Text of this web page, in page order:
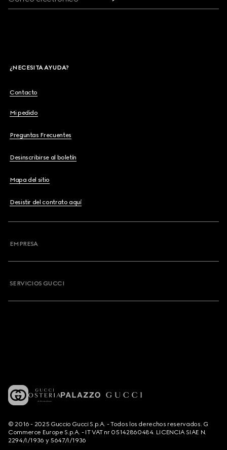
¿NECESITA AYUDA?
Contacto
Mi pedido
Preguntas Frecuentes
Desinscribirse al boletín
Mapa del sitio
Desistir del contrato aquí
EMPRESA
SERVICIOS GUCCI
© 2016 - 2025 Guccio Gucci S.p.A. - Todos los derechos reservados. G
Commerce Europe S.p.A. - IT VAT nr 05142860484. LICENCIA SIAE N.
2294/I/1936 y 5647/I/1936